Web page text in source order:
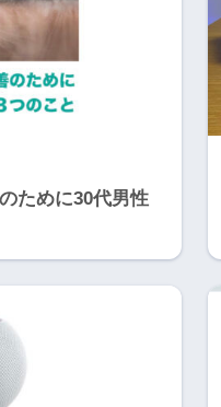
ために30代男性